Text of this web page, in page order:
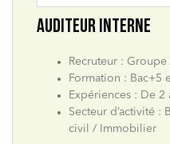
AUDITEUR INTERNE
Recruteur :
Formation : Bac+5
Expériences : De 2
Secteur d’activité :
civil / Immobilier